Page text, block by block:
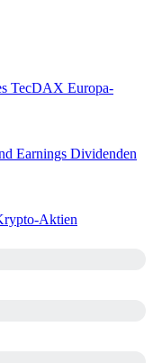
TecDAX Europa-
Earnings Dividenden
Aktien